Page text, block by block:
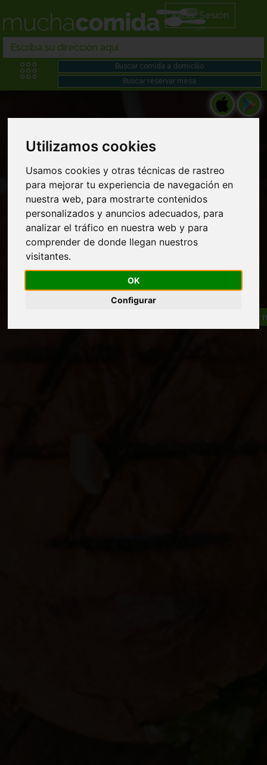
Utilizamos cookies
Usamos cookies y otras técnicas de rastreo
para mejorar tu experiencia de navegación en
nuestra web, para mostrarte contenidos
personalizados y anuncios adecuados, para
analizar el tráfico en nuestra web y para
comprender de donde llegan nuestros
visitantes.
OK
Configurar
Iniciar Sesión
Restaurantes indios en Comida gourmet
domicilio cerca de mi